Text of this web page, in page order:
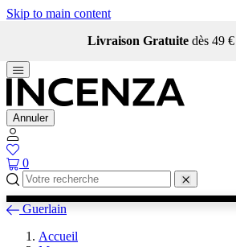
Skip to main content
Livraison Gratuite dès 49
Annuler
0
Guerlain
Accueil